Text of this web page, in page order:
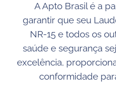
A Apto Brasil é a
garantir que seu
NR-15 e todos os
saúde e segurança
excelência,
conformidade